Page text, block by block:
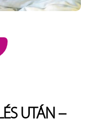
UTÁN –